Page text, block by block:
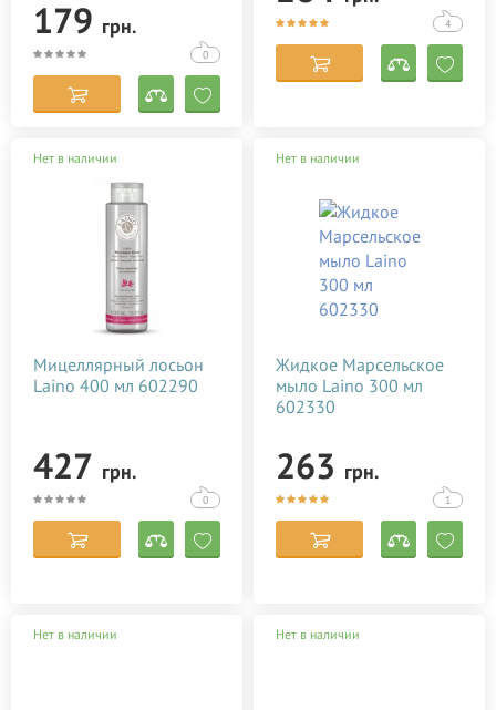
Dr. Mud
Ebrand
EXFOLIAC
Joko Blend Cosmetics
Keenwell
Kerastase
L'Erbolario
LAINO
Lansinoh
Lierac
Mambino Organics
179 грн.
0
4
Нет в наличии
Мицеллярный лосьон
Laino 400 мл 602290
427 грн.
0
Нет в наличии
Жидкое Марсельское
мыло Laino 300 мл
602330
263 грн.
1
Нет в наличии Нет в наличии